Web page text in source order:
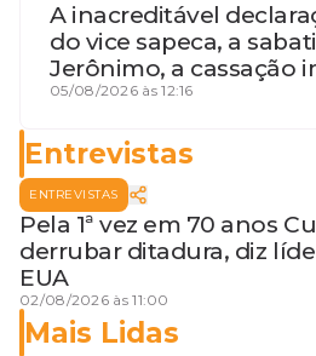
A inacreditável
do vice sapeca, a
Jerônimo, a cassação
desembargadora e a
05/08/2026 às 12:16
Entrevistas
ENTREVISTAS
Pela 1ª vez em 70 anos
derrubar ditadura, diz
EUA
02/08/2026 às 11:00
Mais Lidas